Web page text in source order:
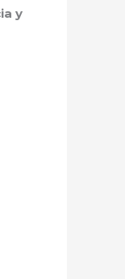
y